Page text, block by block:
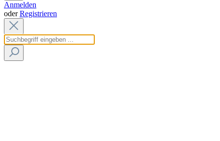
Anmelden
oderRegistrieren